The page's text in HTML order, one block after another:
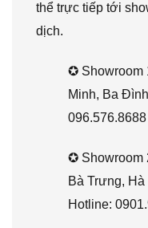
thể trực tiếp tới
dịch.
✪ Showroom
Minh, Ba
096.576.8688
✪ Showroom
Bà Trưng,
Hotline: